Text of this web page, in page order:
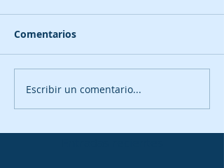
Comentarios
Escribir un comentario...